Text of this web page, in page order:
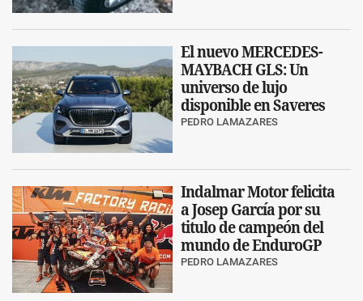
El nuevo MERCEDES-
MAYBACH GLS: Un
universo de lujo
disponible en Saveres
PEDRO LAMAZARES
Indalmar Motor felicita
a Josep García por su
titulo de campeón del
mundo de EnduroGP
PEDRO LAMAZARES